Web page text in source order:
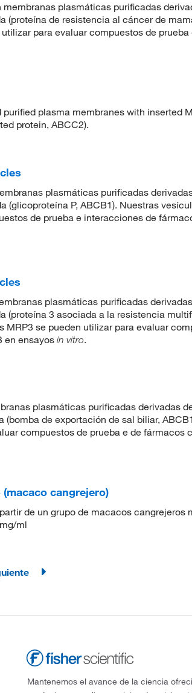
plasmáticas purificadas
(proteína de resistencia al cáncer de
para evaluar compuestos de
plasma membranes with inserted
protein, ABCC2).
plasmáticas purificadas
(glicoproteína P, ABCB1). Nuestras
de prueba e interacciones de
plasmáticas purificadas
(proteína 3 asociada a la resistencia
MRP3 se pueden utilizar para evaluar
en ensayos in vitro.
plasmáticas purificadas derivadas
(bomba de exportación de sal biliar,
compuestos de prueba e de fármacos
cangrejero)
de un grupo de macacos cangrejeros
ml
Mantenemos el avance de la ciencia